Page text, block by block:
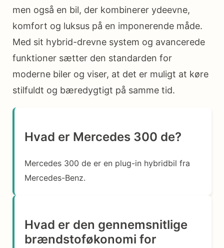
men også en bil, der kombinerer ydeevne,
komfort og luksus på en imponerende måde.
Med sit hybrid-drevne system og avancerede
funktioner sætter den standarden for
moderne biler og viser, at det er muligt at køre
stilfuldt og bæredygtigt på samme tid.
Hvad er Mercedes 300 de?
Mercedes 300 de er en plug-in hybridbil fra
Mercedes-Benz.
Hvad er den gennemsnitlige
brændstoføkonomi for